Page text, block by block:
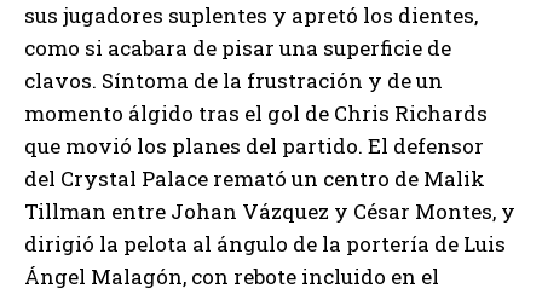
sus jugadores suplentes y apretó los dientes,
como si acabara de pisar una superficie de
clavos. Síntoma de la frustración y de un
momento álgido tras el gol de Chris Richards
que movió los planes del partido. El defensor
del Crystal Palace remató un centro de Malik
Tillman entre Johan Vázquez y César Montes, y
dirigió la pelota al ángulo de la portería de Luis
Ángel Malagón, con rebote incluido en el